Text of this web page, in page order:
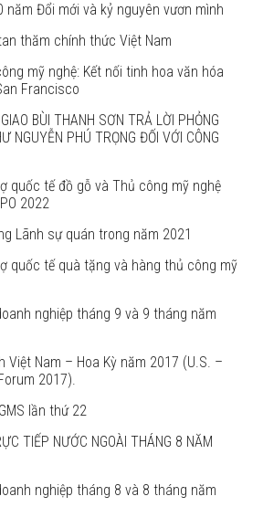
năm Đổi mới và kỷ nguyên vươn mình
thăm chính thức Việt Nam
mỹ nghệ: Kết nối tinh hoa văn hóa
Francisco
BÙI THANH SƠN TRẢ LỜI PHỎNG
NGUYỄN PHÚ TRỌNG ĐỐI VỚI CÔNG
quốc tế đồ gỗ và Thủ công mỹ nghệ
2022
Lãnh sự quán trong năm 2021
quốc tế quà tặng và hàng thủ công mỹ
nghiệp tháng 9 và 9 tháng năm
Việt Nam – Hoa Kỳ năm 2017 (U.S. –
2017).
lần thứ 22
TIẾP NƯỚC NGOÀI THÁNG 8 NĂM
nghiệp tháng 8 và 8 tháng năm